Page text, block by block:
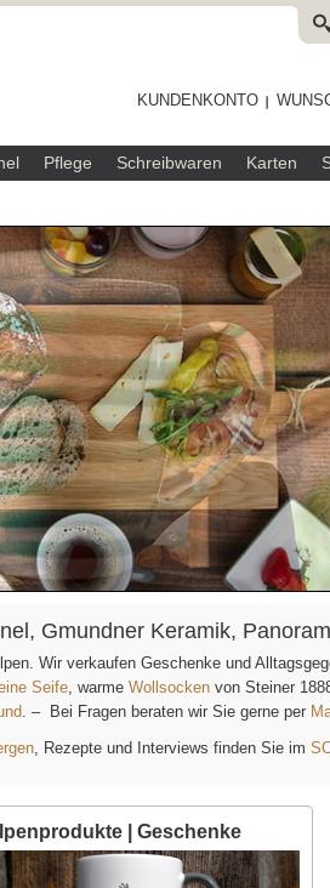
KUNDENKONTO
Pflege Schreibwaren Karten
Gmundner Keramik,
Wir verkaufen Geschenke und
Seife, warme Wollsocken von Steiner
. – Bei Fragen beraten wir Sie gerne per
, Rezepte und Interviews finden Sie im
| Geschenke